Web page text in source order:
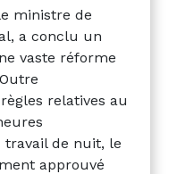
ministre de
a conclu un
vaste réforme
relatives au
de nuit, le
approuvé